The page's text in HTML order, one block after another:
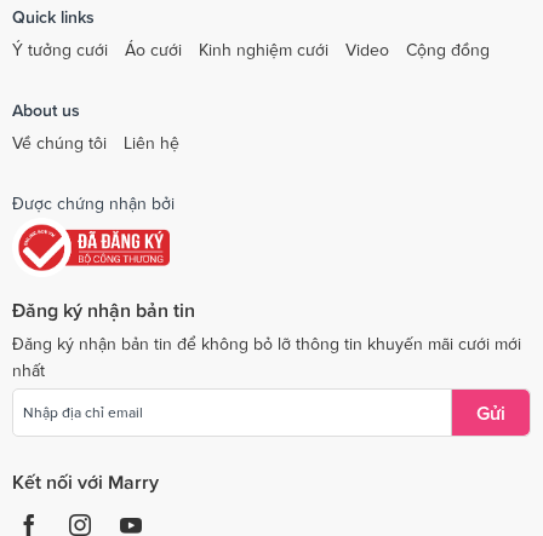
Quick links
Ý tưởng cưới
Áo cưới Kinh nghiệm cưới Video Cộng đồng
About us
Về chúng tôi
Liên hệ
Được chứng nhận bởi
Đăng ký nhận bản tin
Đăng ký nhận bản tin để không bỏ lỡ thông tin khuyến mãi cưới mới
nhất
Gửi
Kết nối với Marry